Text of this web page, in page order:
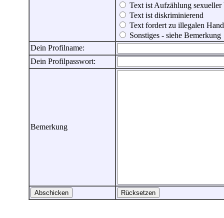
Text ist Aufzählung sexueller
Text ist diskriminierend
Text fordert zu illegalen
Sonstiges - siehe Bemerkung
Dein Profilname:
Dein Profilpasswort:
Bemerkung